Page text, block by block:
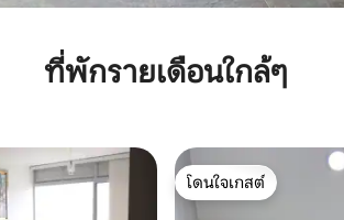
ที่พักรายเดือนใกล้ๆ
โดนใจเกสต์
โดนใจเกสต์